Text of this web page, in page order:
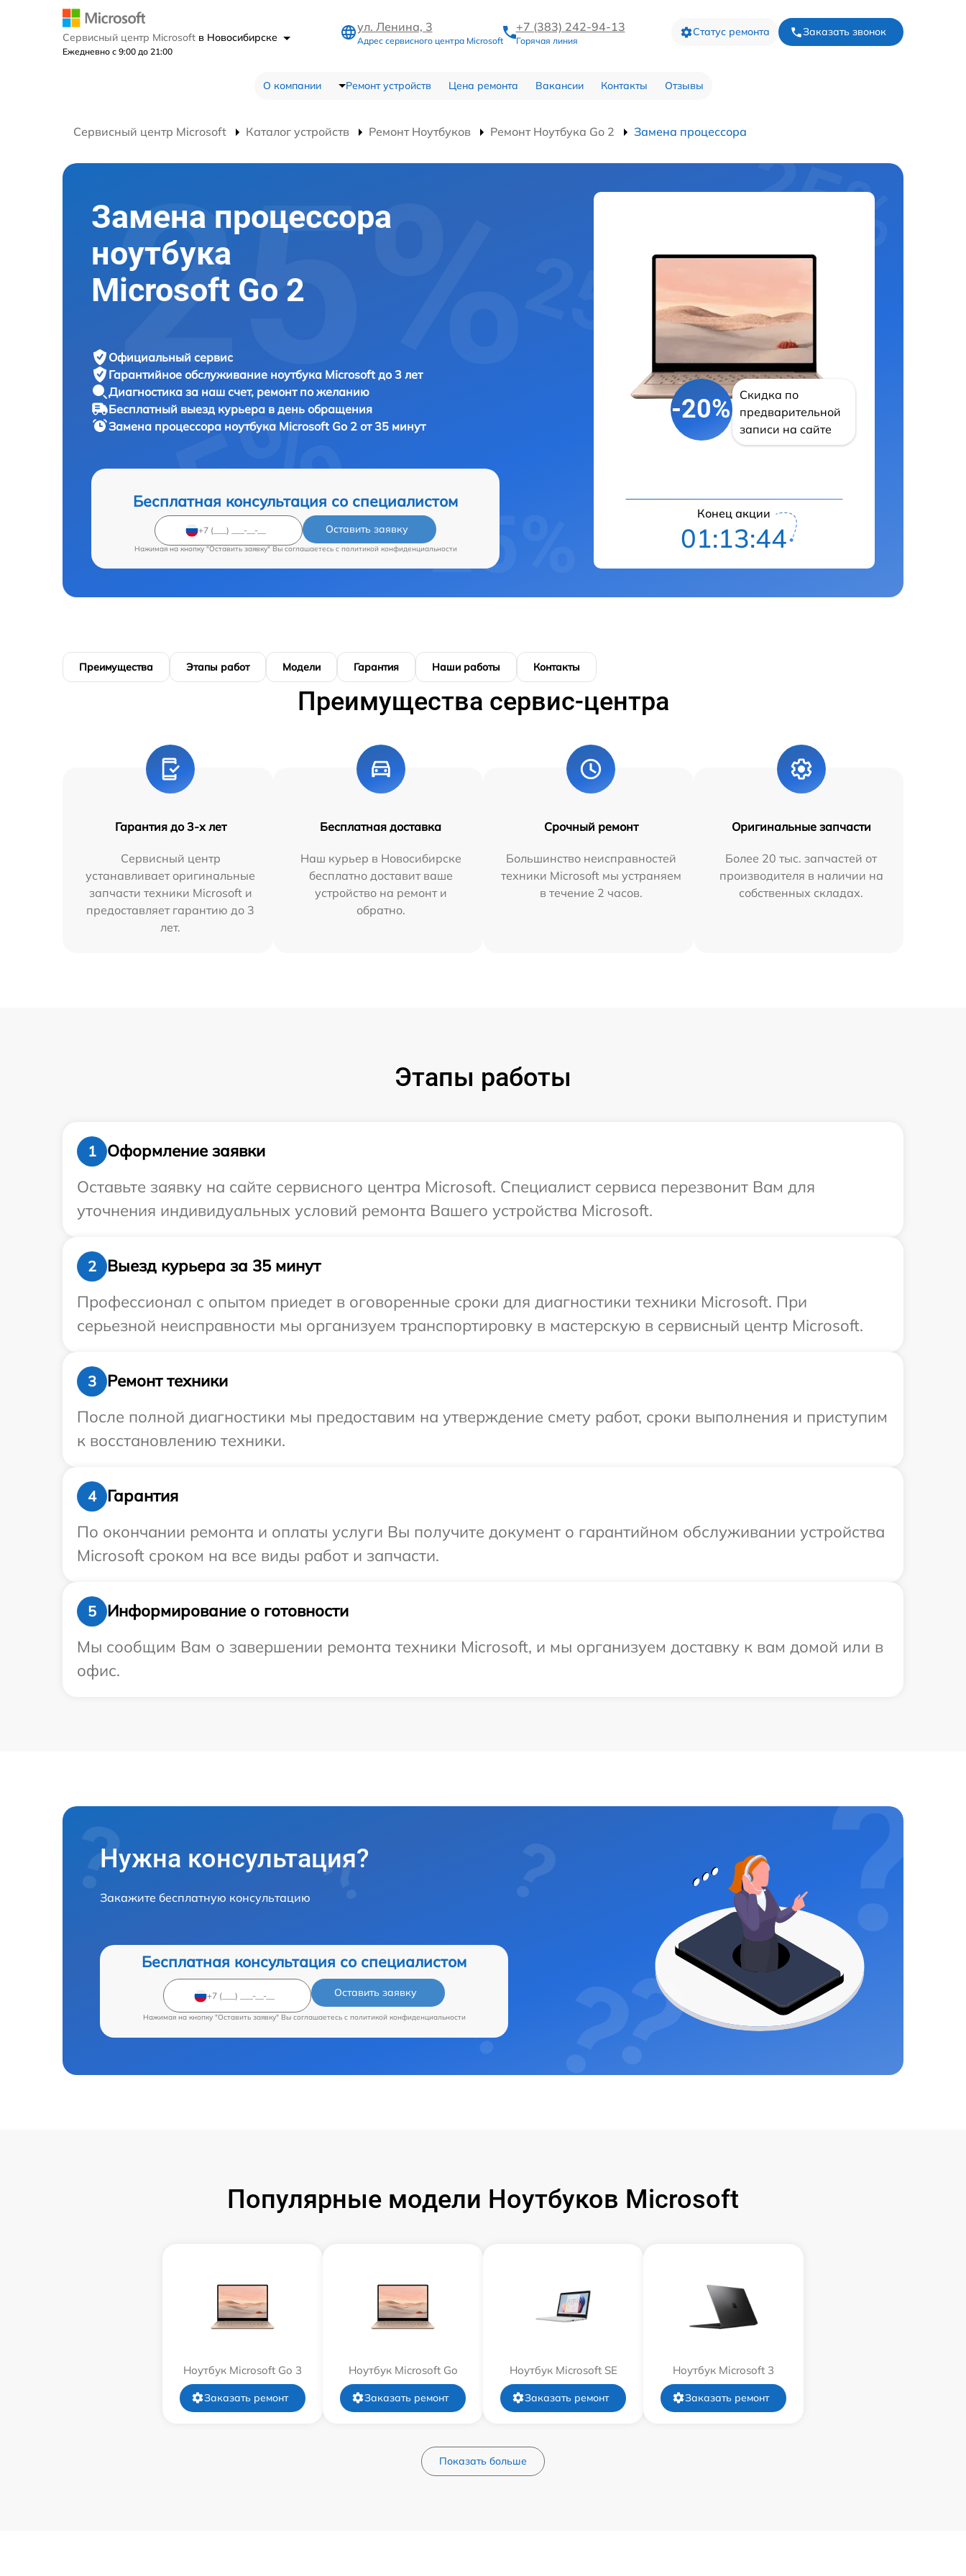
Сервисный центр Microsoft в Новосибирске
Ежедневно с 9:00 до 21:00
ул. Ленина, 3
Адрес сервисного центра Microsoft
+7 (383) 242-94-13
Горячая линия
Статус ремонта Заказать звонок
О компании Ремонт устройств Цена ремонта Вакансии Контакты Отзывы
Сервисный центр Microsoft Каталог устройств Ремонт Ноутбуков Ремонт Ноутбука Go 2 Замена процессора
Замена процессора
ноутбука
Microsoft Go 2
Официальный сервис
Гарантийное обслуживание ноутбука Microsoft до 3 лет
Диагностика за наш счет, ремонт по желанию
Бесплатный выезд курьера в день обращения
Замена процессора ноутбука Microsoft Go 2 от 35 минут
Бесплатная консультация со специалистом
Оставить заявку
Нажимая на кнопку "Оставить заявку" Вы соглашаетесь c политикой конфиденциальности
-20%
Скидка по
предварительной
записи на сайте
Конец акции
01:13:43
Преимущества Этапы работ Модели Гарантия Наши работы Контакты
Преимущества сервис-центра
Гарантия до 3-х лет
Сервисный центр
устанавливает оригинальные
запчасти техники Microsoft и
предоставляет гарантию до 3
лет.
Бесплатная доставка
Наш курьер в Новосибирске
бесплатно доставит ваше
устройство на ремонт и
обратно.
Срочный ремонт
Большинство неисправностей
техники Microsoft мы устраняем
в течение 2 часов.
Оригинальные запчасти
Более 20 тыс. запчастей от
производителя в наличии на
собственных складах.
Этапы работы
1
Оформление заявки
Оставьте заявку на сайте сервисного центра Microsoft. Специалист сервиса перезвонит Вам для
уточнения индивидуальных условий ремонта Вашего устройства Microsoft.
2
Выезд курьера за 35 минут
Профессионал с опытом приедет в оговоренные сроки для диагностики техники Microsoft. При
серьезной неисправности мы организуем транспортировку в мастерскую в сервисный центр Microsoft.
3
Ремонт техники
После полной диагностики мы предоставим на утверждение смету работ, сроки выполнения и приступим
к восстановлению техники.
4
Гарантия
По окончании ремонта и оплаты услуги Вы получите документ о гарантийном обслуживании устройства
Microsoft сроком на все виды работ и запчасти.
5
Информирование о готовности
Мы сообщим Вам о завершении ремонта техники Microsoft, и мы организуем доставку к вам домой или в
офис.
Нужна консультация?
Закажите бесплатную консультацию
Бесплатная консультация со специалистом
Оставить заявку
Нажимая на кнопку "Оставить заявку" Вы соглашаетесь c политикой конфиденциальности
Популярные модели Ноутбуков Microsoft
Ноутбук Microsoft Go 3
Заказать ремонт
Ноутбук Microsoft Go
Заказать ремонт
Ноутбук Microsoft SE
Заказать ремонт
Ноутбук Microsoft 3
Заказать ремонт
Показать больше